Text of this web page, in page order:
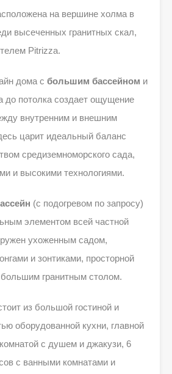
на вершине холма в
высеченных гранитных скал,
Pitrizza.
дома с большим бассейном и
до потолка создает ощущение
внутренним и внешним
царит идеальный баланс
средиземноморского сада,
и высокими технологиями.
(с подогревом по запросу)
элементом всей частной
ухоженным садом,
и зонтиками, просторной
гранитным столом.
из большой гостиной и
оборудованной кухни, главной
с душем и джакузи, 6
с ванными комнатами и